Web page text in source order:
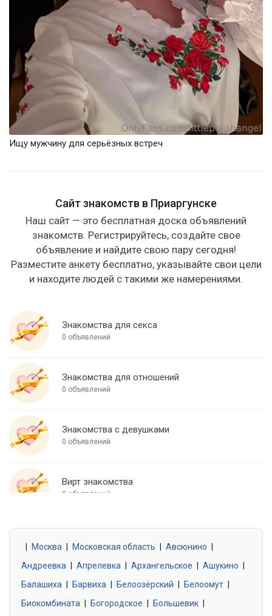
Ищу мужчину для серьёзных встреч
Сайт знакомств в Приаргунске
Наш сайт — это бесплатная доска объявлений
знакомств. Регистрируйтесь, создайте свое
объявление и найдите свою пару сегодня!
Разместите анкету бесплатно, указывайте свои цели
и находите людей с такими же намерениями.
Знакомства для секса
0 объявлений
Знакомства для отношений
0 объявлений
Знакомства с девушками
0 объявлений
Вирт знакомства
0 объявлений
0 объявлений
Знакомства без обязательств
0 объявлений
Москва Московская область Авсюнино
Андреевка
Апрелевка Архангельское Ашукино
Балашиха
Барвиха Белоозёрский Белоомут
Биокомбината
Богородское Большевик